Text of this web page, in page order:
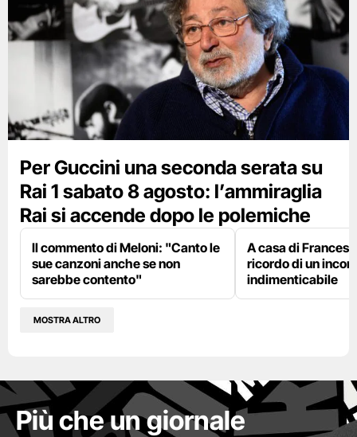
Per Guccini una seconda serata su
Rai 1 sabato 8 agosto: l’ammiraglia
Rai si accende dopo le polemiche
Il commento di Meloni: "Canto le
sue canzoni anche se non
sarebbe contento"
A casa di
ricordo di un
indimenticabile
MOSTRA ALTRO
Più che un giornale